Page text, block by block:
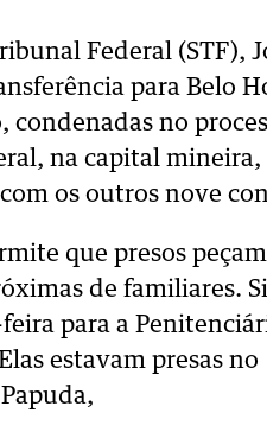
Federal (STF),
para Belo
condenadas no
na capital
os outros nove
que presos
de familiares.
para a
estavam presas